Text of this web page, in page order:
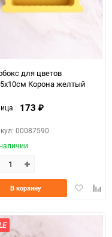
для цветов
Корона желтый
173 ₽
00087590
Добавить
В корзину